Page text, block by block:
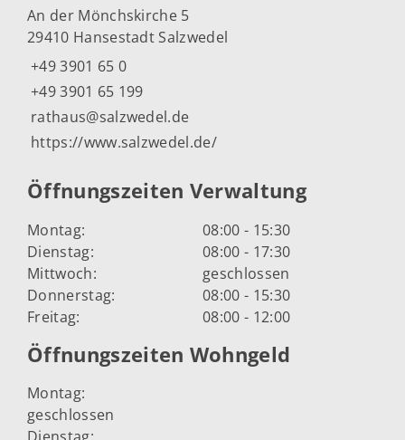
An der Mönchskirche 5
29410 Hansestadt Salzwedel
+49 3901 65 0
+49 3901 65 199
rathaus@salzwedel.de
https://www.salzwedel.de/
Öffnungszeiten Verwaltung
Montag:
08:00 - 15:30
Dienstag:
08:00 - 17:30
Mittwoch:
geschlossen
Donnerstag:
08:00 - 15:30
Freitag:
08:00 - 12:00
Öffnungszeiten Wohngeld
Montag:
geschlossen